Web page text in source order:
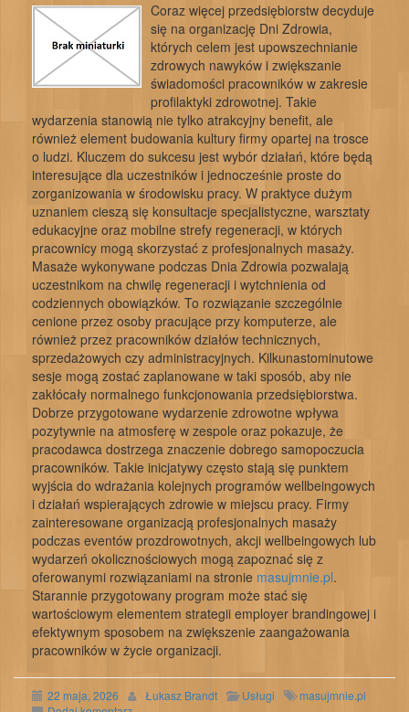
Coraz więcej przedsiębiorstw decyduje
się na organizację Dni Zdrowia,
których celem jest upowszechnianie
zdrowych nawyków i zwiększanie
świadomości pracowników w zakresie
profilaktyki zdrowotnej. Takie
wydarzenia stanowią nie tylko atrakcyjny benefit, ale
również element budowania kultury firmy opartej na trosce
o ludzi. Kluczem do sukcesu jest wybór działań, które będą
interesujące dla uczestników i jednocześnie proste do
zorganizowania w środowisku pracy. W praktyce dużym
uznaniem cieszą się konsultacje specjalistyczne, warsztaty
edukacyjne oraz mobilne strefy regeneracji, w których
pracownicy mogą skorzystać z profesjonalnych masaży.
Masaże wykonywane podczas Dnia Zdrowia pozwalają
uczestnikom na chwilę regeneracji i wytchnienia od
codziennych obowiązków. To rozwiązanie szczególnie
cenione przez osoby pracujące przy komputerze, ale
również przez pracowników działów technicznych,
sprzedażowych czy administracyjnych. Kilkunastominutowe
sesje mogą zostać zaplanowane w taki sposób, aby nie
zakłócały normalnego funkcjonowania przedsiębiorstwa.
Dobrze przygotowane wydarzenie zdrowotne wpływa
pozytywnie na atmosferę w zespole oraz pokazuje, że
pracodawca dostrzega znaczenie dobrego samopoczucia
pracowników. Takie inicjatywy często stają się punktem
wyjścia do wdrażania kolejnych programów wellbeingowych
i działań wspierających zdrowie w miejscu pracy. Firmy
zainteresowane organizacją profesjonalnych masaży
podczas eventów prozdrowotnych, akcji wellbeingowych lub
wydarzeń okolicznościowych mogą zapoznać się z
oferowanymi rozwiązaniami na stronie masujmnie.pl.
Starannie przygotowany program może stać się
wartościowym elementem strategii employer brandingowej i
efektywnym sposobem na zwiększenie zaangażowania
pracowników w życie organizacji.
22 maja, 2026 Łukasz Brandt Usługi
masujmnie.pl